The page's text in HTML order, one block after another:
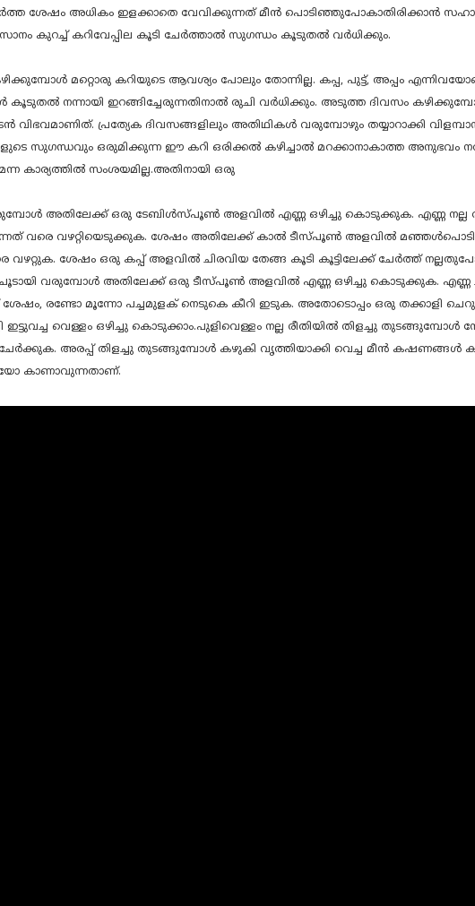
ശേഷം അധികം ഇളക്കാതെ വേവിക്കുന്നത് മീൻ പൊടിഞ്ഞുപോകാതിരിക്കാൻ
കുറച്ച് കറിവേപ്പില കൂടി ചേർത്താൽ സുഗന്ധം കൂടുതൽ വർധിക്കും.
മറ്റൊരു കറിയുടെ ആവശ്യം പോലും തോന്നില്ല. കപ്പ, പുട്ട്, അപ്പം
നന്നായി ഇറങ്ങിച്ചേരുന്നതിനാൽ രുചി വർധിക്കും. അടുത്ത ദിവസം
വിഭവമാണിത്. പ്രത്യേക ദിവസങ്ങളിലും അതിഥികൾ വരുമ്പോഴും തയ്യാറാക്കി
സുഗന്ധവും ഒരുമിക്കുന്ന ഈ കറി ഒരിക്കൽ കഴിച്ചാൽ മറക്കാനാകാത്ത അനുഭവം
കാര്യത്തിൽ സംശയമില്ല.അതിനായി ഒരു
അതിലേക്ക് ഒരു ടേബിൾസ്പൂൺ അളവിൽ എണ്ണ ഒഴിച്ചു കൊടുക്കുക. എണ്ണ നല്ല
വരെ വഴറ്റിയെടുക്കുക. ശേഷം അതിലേക്ക് കാൽ ടീസ്പൂൺ അളവിൽ
ശേഷം ഒരു കപ്പ് അളവിൽ ചിരവിയ തേങ്ങ കൂടി കൂട്ടിലേക്ക് ചേർത്ത്
ചൂടായി വരുമ്പോൾ അതിലേക്ക് ഒരു ടീസ്പൂൺ അളവിൽ എണ്ണ ഒഴിച്ചു കൊടുക്കുക. എണ്ണ
രണ്ടോ മൂന്നോ പച്ചമുളക് നെടുകെ കീറി ഇടുക. അതോടൊപ്പം ഒരു തക്കാളി
വെള്ളം ഒഴിച്ചു കൊടുക്കാം.പുളിവെള്ളം നല്ല രീതിയിൽ തിളച്ചു തുടങ്ങുമ്പോൾ
അരപ്പ് തിളച്ചു തുടങ്ങുമ്പോൾ കഴുകി വൃത്തിയാക്കി വെച്ച മീൻ കഷണങ്ങൾ
കാണാവുന്നതാണ്.